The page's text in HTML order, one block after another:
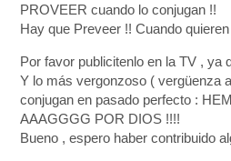
PROVEER cuando lo conjugan !!
Hay que Preveer !! Cuando
Por favor publicitenlo en la TV , ya
Y lo más vergonzoso ( vergüenza
conjugan en pasado perfecto :
AAAGGGG POR DIOS !!!!
Bueno , espero haber contribuido